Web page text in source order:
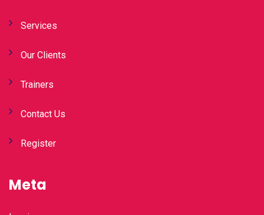
Services
Our Clients
Trainers
Contact Us
Register
Meta